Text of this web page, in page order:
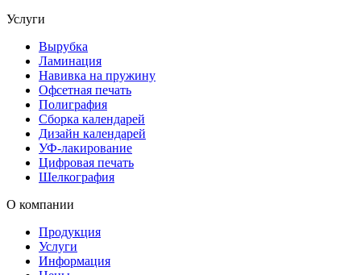
Услуги
Вырубка
Ламинация
Навивка на пружину
Офсетная печать
Полиграфия
Сборка календарей
Дизайн календарей
УФ-лакирование
Цифровая печать
Шелкография
О компании
Продукция
Услуги
Информация